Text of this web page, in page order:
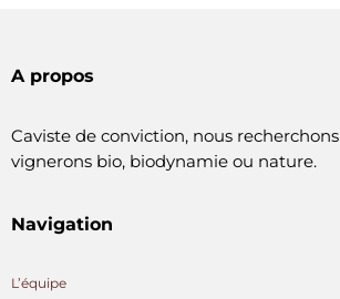
A propos
Caviste de conviction, nous
vignerons bio, biodynamie ou nature.
Navigation
L’équipe